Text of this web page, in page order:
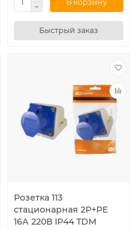
В корзину
Быстрый заказ
Розетка 113
стационарная 2Р+РЕ
16А 220В IP44 TDM